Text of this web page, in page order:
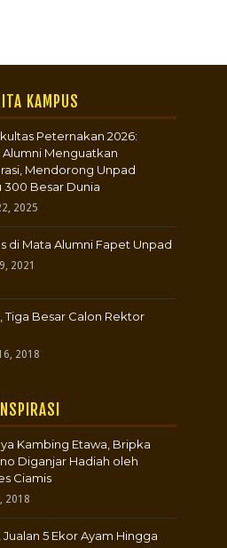
KAMPUS
Peternakan 2026:
Alumni Menguatkan
Mendorong Unpad
300 Besar Dunia
2025
di Mata Alumni Fapet Unpad
2021
Tiga Besar Calon Rektor
2018
INSPIRASI
Kambing Etawa, Bripka
Diganjar Hadiah oleh
Ciamis
2018
Jualan 5 Ekor Ayam Hingga